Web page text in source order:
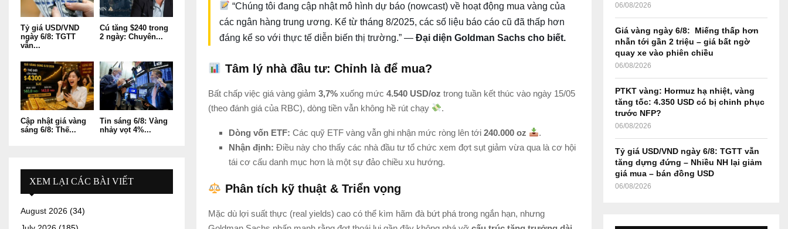
“Chúng tôi đang cập nhật mô hình dự báo (nowcast) về hoạt động mua vàng của
các ngân hàng trung ương. Kể từ tháng 8/2025, các số liệu báo cáo cũ đã thấp hơn
đáng kể so với thực tế diễn biến thị trường.” — Đại diện Goldman Sachs cho biết.
Tâm lý nhà đầu tư: Chỉnh là để mua?
Bất chấp việc giá vàng giảm 3,7% xuống mức 4.540 USD/oz trong tuần kết thúc vào ngày 15/05
(theo đánh giá của RBC), dòng tiền vẫn không hề rút chạy
.
Dòng vốn ETF: Các quỹ ETF vàng vẫn ghi nhận mức ròng lên tới 240.000 oz
.
Nhận định: Điều này cho thấy các nhà đầu tư tổ chức xem đợt sụt giảm vừa qua là cơ hội
tái cơ cấu danh mục hơn là một sự đảo chiều xu hướng.
Phân tích kỹ thuật & Triển vọng
Mặc dù lợi suất thực (real yields) cao có thể kìm hãm đà bứt phá trong ngắn hạn, nhưng
Tỷ giá USD/VND
ngày 6/8: TGTT
vẫn...
Cú tăng $240 trong
2 ngày: Chuyên...
Cập nhật giá vàng
sáng 6/8: Thế...
Tin sáng 6/8: Vàng
nhảy vọt 4%...
XEM LẠI CÁC BÀI VIẾT
August 2026 (34)
06/08/2026
Giá vàng ngày 6/8: Miếng thấp hơn
nhẫn tới gần 2 triệu – giá bất ngờ
quay xe vào phiên chiều
06/08/2026
PTKT vàng: Hormuz hạ nhiệt, vàng
tăng tốc: 4.350 USD có bị chinh phục
trước NFP?
06/08/2026
Tỷ giá USD/VND ngày 6/8: TGTT vẫn
tăng dựng đứng – Nhiều NH lại giảm
giá mua – bán đồng USD
06/08/2026